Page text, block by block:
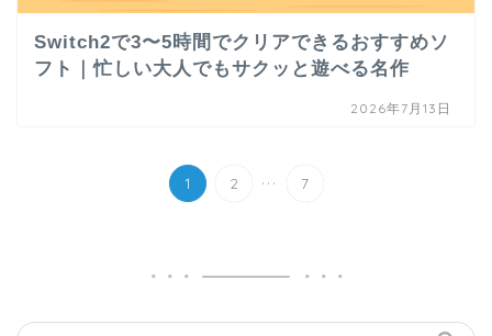
Switch2で3〜5時間でクリアできるおすすめソ
フト｜忙しい大人でもサクッと遊べる名作
2026年7月13日
1 2 ... 7